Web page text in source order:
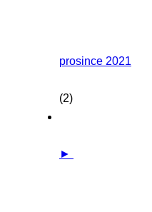
prosince 2021
(2)
►